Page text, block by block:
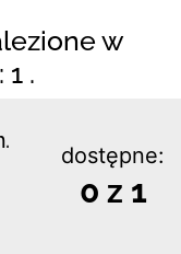
w
.
dostępne:
0 z 1